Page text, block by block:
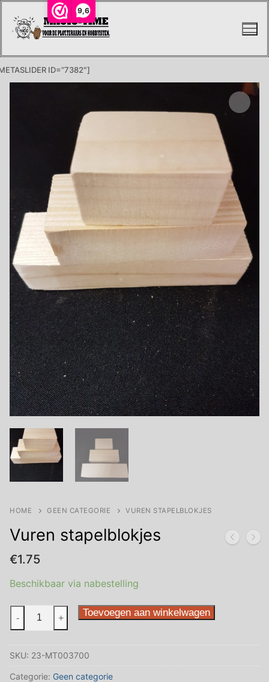
9,6
naar
ID=”7382″]
HOME GEEN CATEGORIE VUREN STAPELBLOKJES
Vuren stapelblokjes
€1.75
Beschikbaar via nabestelling
stapelblokjes
- + Toevoegen aan winkelwagen
SKU: 23-MT003700
Categorie: Geen categorie